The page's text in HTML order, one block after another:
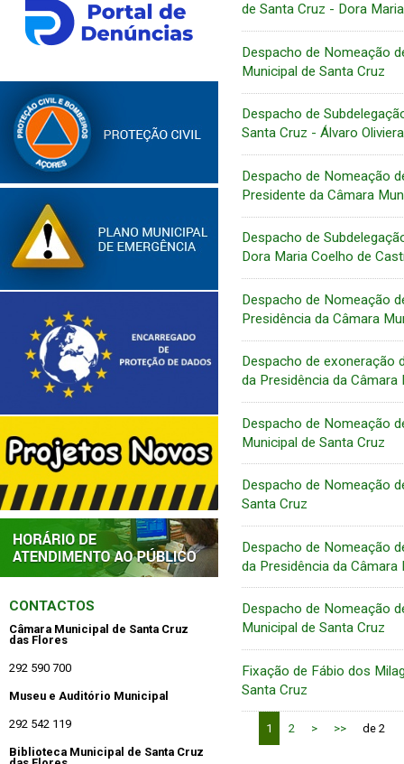
CONTACTOS
Câmara Municipal de Santa Cruz
das Flores
292 590 700
Museu e Auditório Municipal
292 542 119
Biblioteca Municipal de Santa Cruz
de Santa Cruz - Dora
Despacho de Nomeação
Municipal de Santa Cruz
Despacho de
Santa Cruz - Álvaro
Despacho de Nomeação
Presidente da Câmara
Despacho de
Dora Maria Coelho de
Despacho de Nomeação
Presidência da Câmara
Despacho de exoneração
da Presidência da Câmara
Despacho de Nomeação
Municipal de Santa Cruz
Despacho de Nomeação
Santa Cruz
Despacho de Nomeação
da Presidência da Câmara
Despacho de Nomeação
Municipal de Santa Cruz
Fixação de Fábio dos
Santa Cruz
1 2 > >> de 2